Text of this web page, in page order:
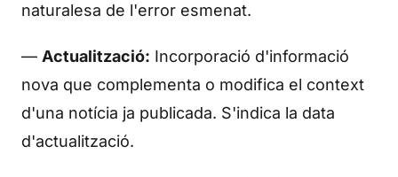
naturalesa de l'error esmenat.
— Actualització: Incorporació d'informació
nova que complementa o modifica el context
d'una notícia ja publicada. S'indica la data
d'actualització.